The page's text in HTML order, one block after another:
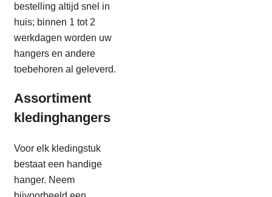
bestelling altijd snel in
huis; binnen 1 tot 2
werkdagen worden uw
hangers en andere
toebehoren al geleverd.
Assortiment
kledinghangers
Voor elk kledingstuk
bestaat een handige
hanger. Neem